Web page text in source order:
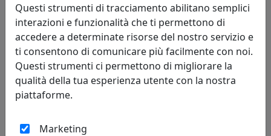
APPENDI ABITI ROMEO E GLI UCCELLINI, COD. 0AP2428C71
Questi strumenti di tracciamento abilitano semplici
interazioni e funzionalità che ti permettono di
accedere a determinate risorse del nostro servizio e
ti consentono di comunicare più facilmente con noi.
Questi strumenti ci permettono di migliorare la
qualità della tua esperienza utente con la nostra
piattaforme.
Marketing